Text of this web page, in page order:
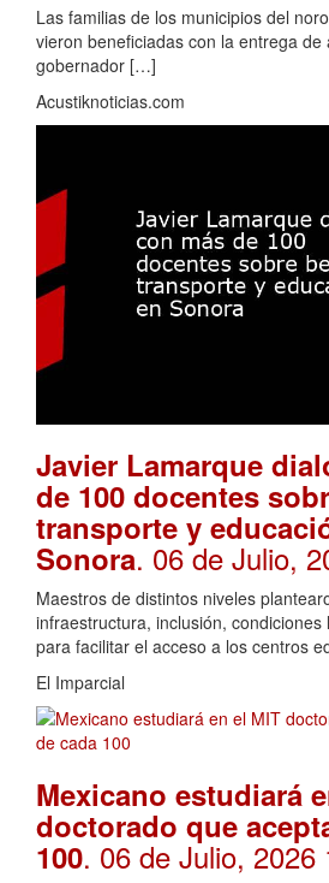
Las familias de los municipios del
vieron beneficiadas con la entrega de
gobernador […]
Acustiknoticias.com
Javier Lamarque
de 100 docentes
transporte y
Sonora. 06 de Julio,
Maestros de distintos niveles
infraestructura, inclusión, condiciones
para facilitar el acceso a los centros
El Imparcial
Mexicano estudiará
doctorado que
100. 06 de Julio, 2026